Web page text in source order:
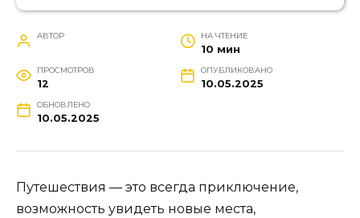
АВТОР НА ЧТЕНИЕ
10 мин
ПРОСМОТРОВ
12
ОПУБЛИКОВАНО
10.05.2025
ОБНОВЛЕНО
10.05.2025
Путешествия — это всегда приключение,
возможность увидеть новые места,